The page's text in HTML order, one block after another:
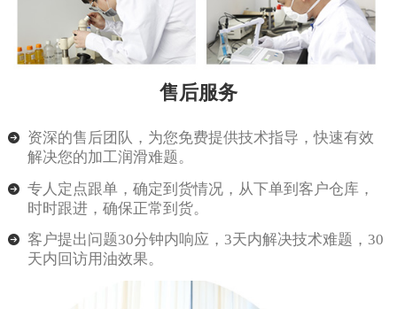
售后服务
资深的售后团队，为您免费提供技术指导，快速有效
解决您的加工润滑难题。
专人定点跟单，确定到货情况，从下单到客户仓库，
时时跟进，确保正常到货。
客户提出问题30分钟内响应，3天内解决技术难题，30
天内回访用油效果。